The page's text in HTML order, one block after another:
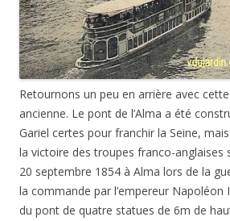
Retournons un peu en arrière avec
ancienne. Le pont de l’Alma a été
Gariel certes pour franchir la Seine,
la victoire des troupes franco-anglaises
20 septembre 1854 à Alma lors de la
la commande par l’empereur Napoléon
du pont de quatre statues de 6m de